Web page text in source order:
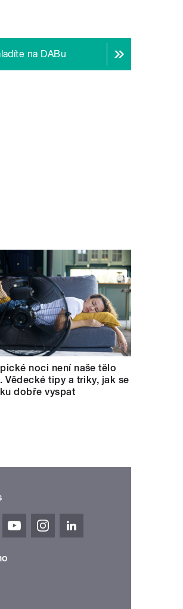
na DABu
noci není naše tělo
Vědecké tipy a triky, jak se
dobře vyspat